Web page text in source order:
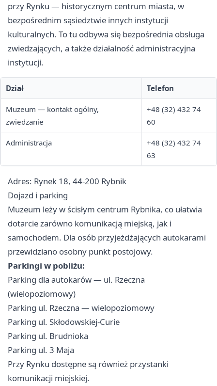
przy Rynku — historycznym centrum miasta, w
bezpośrednim sąsiedztwie innych instytucji
kulturalnych. To tu odbywa się bezpośrednia obsługa
zwiedzających, a także działalność administracyjna
instytucji.
Dział Telefon
Muzeum — kontakt ogólny,
zwiedzanie
+48 (32) 432 74
60
Administracja
+48 (32) 432 74
63
Adres: Rynek 18, 44-200 Rybnik
Dojazd i parking
Muzeum leży w ścisłym centrum Rybnika, co ułatwia
dotarcie zarówno komunikacją miejską, jak i
samochodem. Dla osób przyjeżdżających autokarami
przewidziano osobny punkt postojowy.
Parkingi w pobliżu:
Parking dla autokarów — ul. Rzeczna
(wielopoziomowy)
Parking ul. Rzeczna — wielopoziomowy
Parking ul. Skłodowskiej-Curie
Parking ul. Brudnioka
Parking ul. 3 Maja
Przy Rynku dostępne są również przystanki
komunikacji miejskiej.